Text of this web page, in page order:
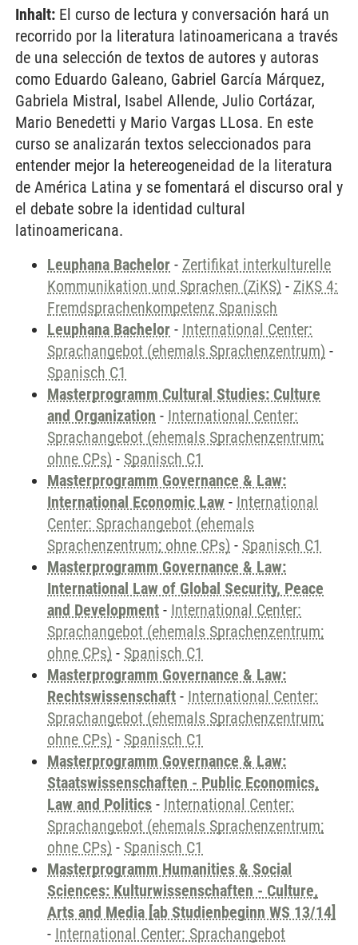
Inhalt: El curso de lectura y conversación hará un
recorrido por la literatura latinoamericana a través
de una selección de textos de autores y autoras
como Eduardo Galeano, Gabriel García Márquez,
Gabriela Mistral, Isabel Allende, Julio Cortázar,
Mario Benedetti y Mario Vargas LLosa. En este
curso se analizarán textos seleccionados para
entender mejor la hetereogeneidad de la literatura
de América Latina y se fomentará el discurso oral y
el debate sobre la identidad cultural
latinoamericana.
Leuphana Bachelor - Zertifikat interkulturelle
Kommunikation und Sprachen (ZiKS) - ZiKS 4:
Fremdsprachenkompetenz Spanisch
Leuphana Bachelor - International Center:
Sprachangebot (ehemals Sprachenzentrum) -
Spanisch C1
Masterprogramm Cultural Studies: Culture
and Organization - International Center:
Sprachangebot (ehemals Sprachenzentrum;
ohne CPs) - Spanisch C1
Masterprogramm Governance & Law:
International Economic Law - International
Center: Sprachangebot (ehemals
Sprachenzentrum; ohne CPs) - Spanisch C1
Masterprogramm Governance & Law:
International Law of Global Security, Peace
and Development - International Center:
Sprachangebot (ehemals Sprachenzentrum;
ohne CPs) - Spanisch C1
Masterprogramm Governance & Law:
Rechtswissenschaft - International Center:
Sprachangebot (ehemals Sprachenzentrum;
ohne CPs) - Spanisch C1
Masterprogramm Governance & Law:
Staatswissenschaften - Public Economics,
Law and Politics - International Center:
Sprachangebot (ehemals Sprachenzentrum;
ohne CPs) - Spanisch C1
Masterprogramm Humanities & Social
Sciences: Kulturwissenschaften - Culture,
Arts and Media [ab Studienbeginn WS 13/14]
- International Center: Sprachangebot